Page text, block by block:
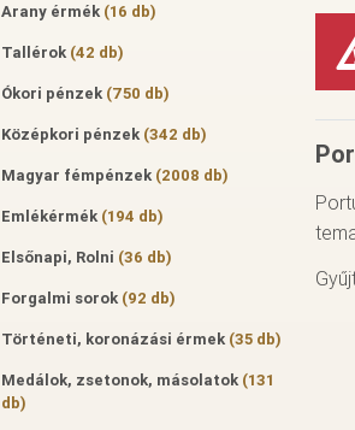
Arany érmék (16 db)
Tallérok (42 db)
Ókori pénzek (750 db)
Középkori pénzek (342 db)
Magyar fémpénzek (2008 db)
Emlékérmék (194 db)
Elsőnapi, Rolni (36 db)
Forgalmi sorok (92 db)
Történeti, koronázási érmek (35 db)
Medálok, zsetonok, másolatok (131
db)